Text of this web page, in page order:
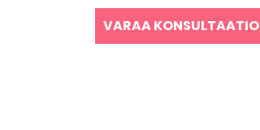
VARAA KONSULTAATIO